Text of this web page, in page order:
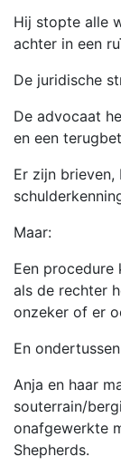
Hij stopte alle
achter in een
De juridische
De advocaat
en een
Er zijn
Maar:
Een procedure
als de rechter
onzeker of er
En
Anja en haar
souterrain/
onafgewerkte
Shepherds.